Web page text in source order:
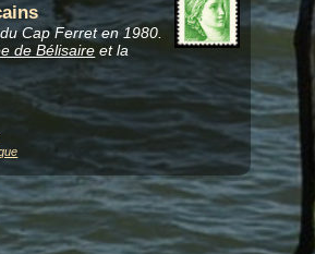
Cap Ferret en 1980.
de Bélisaire et la